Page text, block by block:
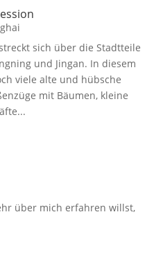
sich über die Stadtteile
und Jingan. In diesem
viele alte und hübsche
mit Bäumen, kleine
über mich erfahren willst,